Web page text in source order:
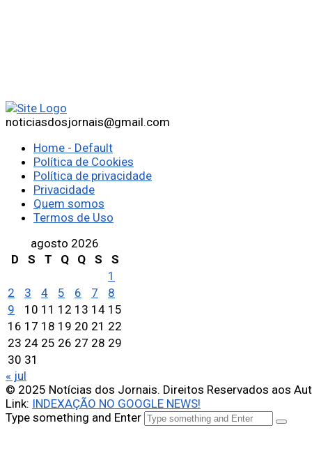
noticiasdosjornais@gmail.com
Home - Default
Política de Cookies
Política de privacidade
Privacidade
Quem somos
Termos de Uso
agosto 2026
D
S T Q Q S
S
1
2
3 4 5 6 7
8
9
10 11 12 13 14 15
16 17 18 19 20 21 22
23 24 25 26 27 28 29
30 31
« jul
© 2025 Notícias dos Jornais. Direitos Reservados aos
Link: INDEXAÇÃO NO GOOGLE NEWS!
Type something and Enter